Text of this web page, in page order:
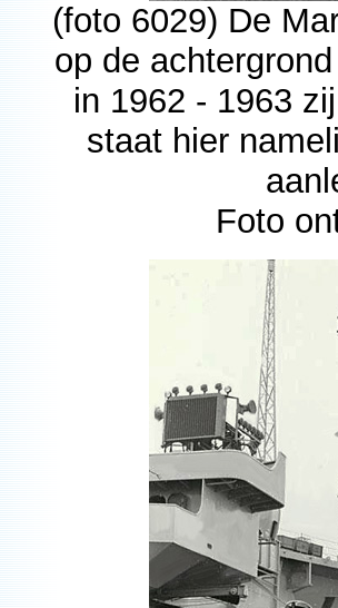
(foto 6029) De
op de
in 1962 - 1963
staat hier
Foto